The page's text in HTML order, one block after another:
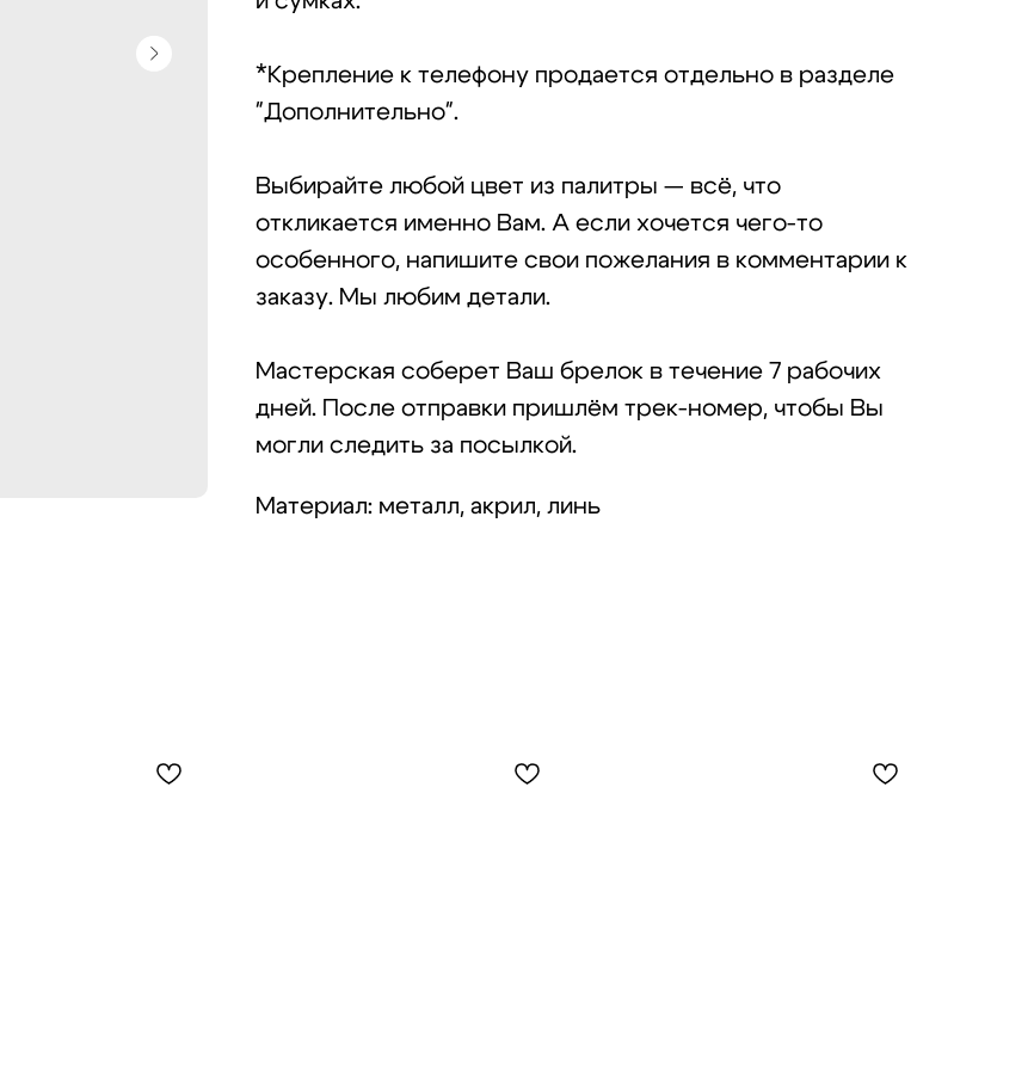
*Крепление к телефону продается отдельно в разделе
"Дополнительно".
Выбирайте любой цвет из палитры — всё, что
откликается именно Вам. А если хочется чего-то
особенного, напишите свои пожелания в комментарии к
заказу. Мы любим детали.
Мастерская соберет Ваш брелок в течение 7 рабочих
дней. После отправки пришлём трек-номер, чтобы Вы
могли следить за посылкой.
Материал: металл, акрил, линь